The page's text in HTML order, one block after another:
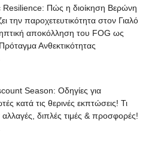
Resilience: Πώς η διοίκηση Βερώνη
την παροχετευτικότητα στον Γιαλό
αποκόλληση του FOG ως
Ανθεκτικότητας
Season: Οδηγίες για
κατά τις θερινές εκπτώσεις! Τι
αλλαγές, διπλές τιμές & προσφορές!